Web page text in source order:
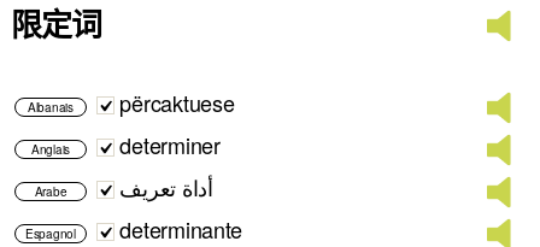
限定词
Albanais përcaktuese
Anglais determiner
Arabe أداة تعريف
Espagnol determinante